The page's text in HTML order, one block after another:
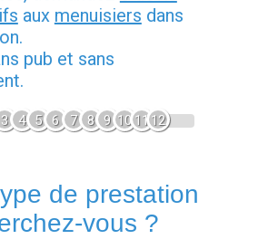
aux menuisiers dans
pub et sans
3 4 5 6 7 8 9 1011 12
de prestation
vous ?